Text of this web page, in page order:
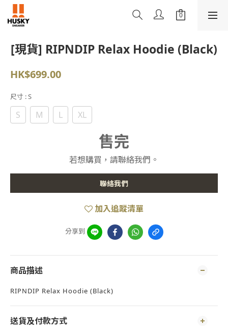
[現貨] RIPNDIP Relax Hoodie (Black)
HK$699.00
尺寸 : S
S M L XL
售完
若想購買，請聯絡我們。
聯絡我們
加入追蹤清單
分享到
商品描述
RIPNDIP Relax Hoodie (Black)
送貨及付款方式